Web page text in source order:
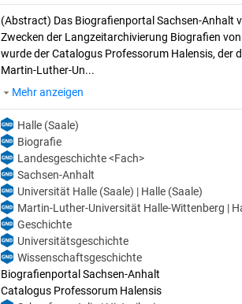
(Abstract) Das Biografienportal Sachsen-Anhalt
Zwecken der Langzeitarchivierung Biografien
wurde der Catalogus Professorum Halensis, der
Martin-Luther-Un...
Mehr anzeigen
Halle (Saale)
Biografie
Landesgeschichte <Fach>
Sachsen-Anhalt
Universität Halle (Saale) | Halle (Saale)
Martin-Luther-Universität Halle-Wittenberg |
Geschichte
Universitätsgeschichte
Wissenschaftsgeschichte
Biografienportal Sachsen-Anhalt
Catalogus Professorum Halensis